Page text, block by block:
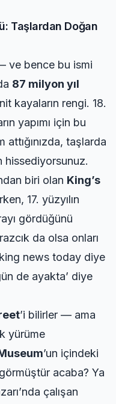
Taşlardan Doğan
ve bence bu ismi
87 milyon yıl
kayaların rengi. 18.
yapımı için bu
attığınızda, taşlarda
hissediyorsunuz.
biri olan King’s
17. yüzyılın
gördüğünü
da olsa onları
news today diye
de ayakta’ diye
’i bilirler — ama
yürüme
’un içindeki
acaba? Ya
çalışan